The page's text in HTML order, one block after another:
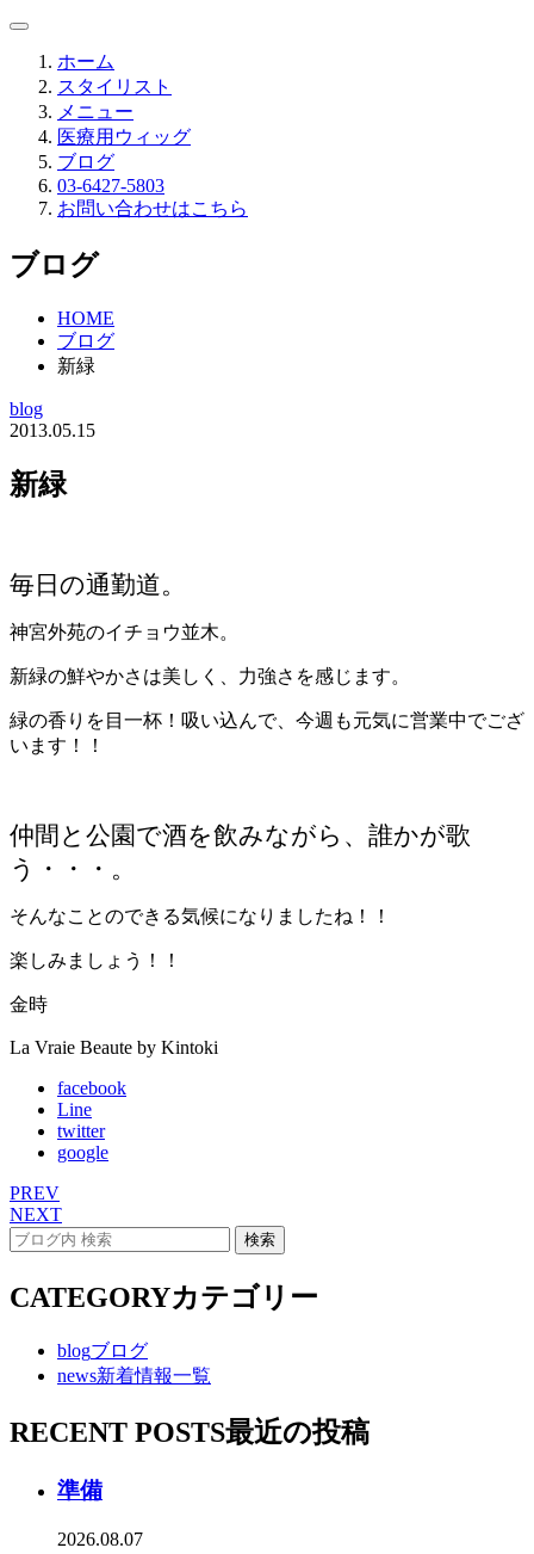
ホーム
スタイリスト
メニュー
医療用ウィッグ
ブログ
03-6427-5803
お問い合わせはこちら
ブログ
HOME
ブログ
新緑
blog
2013.05.15
新緑
毎日の通勤道。
神宮外苑のイチョウ並木。
新緑の鮮やかさは美しく、力強さを感じます。
緑の香りを目一杯！吸い込んで、今週も元気に営業中でござ
います！！
仲間と公園で酒を飲みながら、誰かが歌
う・・・。
そんなことのできる気候になりましたね！！
楽しみましょう！！
金時
La Vraie Beaute by Kintoki
facebook
Line
twitter
google
PREV
NEXT
CATEGORYカテゴリー
blogブログ
news新着情報一覧
RECENT POSTS最近の投稿
準備
2026.08.07